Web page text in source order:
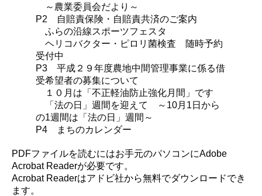
～農業委員会だより～
P2 自賠責保険・自賠責共済のご案内
ふらの沿線スポーツフェスタ
ヘリコバクター・ピロリ菌検査 随時予約
受付中
P3 平成２９年度農地中間管理事業に係る借
受希望者の募集について
１０月は「不正軽油防止強化月間」です
「法の日」週間を迎えて ～10月1日から
の1週間は「法の日」週間～
P4 まちのカレンダー
PDFファイルを読むにはお手元のパソコンにAdobe
Acrobat Readerが必要です。
Acrobat Readerはアドビ社から無料でダウンロードでき
ます。